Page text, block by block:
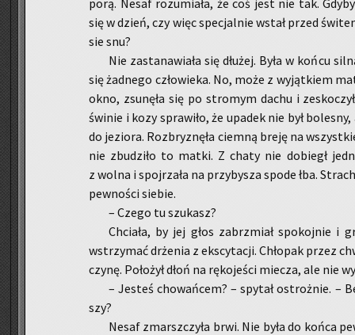
porą. Nesaf ro­zu­mia­ła, że coś jest nie tak.
się w dzień, czy więc spe­cjal­nie wstał przed
sie snu?
Nie za­sta­na­wia­ła się dłu­żej. Była w końcu
się żad­ne­go czło­wie­ka. No, może z wy­jąt­kiem
okno, zsu­nę­ła się po stro­mym dachu i
świ­nie i kozy spra­wi­ło, że upa­dek nie był
do je­zio­ra. Roz­bry­znę­ła ciem­ną breję na
nie zbu­dzi­ło to matki. Z chaty nie do­biegł
z wolna i spoj­rza­ła na przy­by­sza spode łba.
pew­no­ści sie­bie.
– Czego tu szu­kasz?
Chcia­ła, by jej głos za­brzmiał spo­koj­nie i
wstrzy­mać drże­nia z eks­cy­ta­cji. Chło­pak przez
czy­nę. Po­ło­żył dłoń na rę­ko­je­ści mie­cza, ale nie
– Je­steś cho­wań­cem? – spy­tał ostroż­nie. –
szy?
Nesaf zmarsz­czy­ła brwi. Nie była do końca